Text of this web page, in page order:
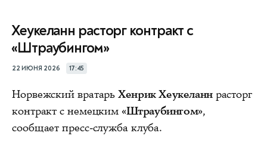
Хеукеланн расторг контракт с
«Штраубингом»
22 ИЮНЯ 2026 17:45
Норвежский вратарьХенрик Хеукеланнрасторг
контракт с немецким «Штраубингом»,
сообщает пресс-служба клуба.